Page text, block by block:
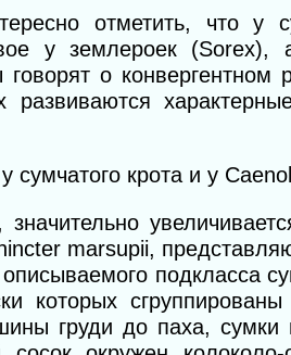
отметить, что у
у землероек (Sorex),
о конвергентном
развиваются
сумчатого крота и у
marsupii,
подкласса
груди до паха, сумки